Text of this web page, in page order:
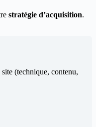
stratégie d’acquisition.
(technique, contenu,